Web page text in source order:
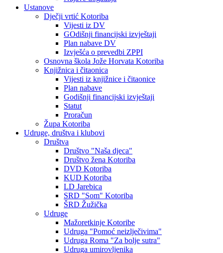
Ustanove
Dječji vrtić Kotoriba
Vijesti iz DV
GOdišnji financijski izvještaji
Plan nabave DV
Izvješća o prevedbi ZPPI
Osnovna škola Jože Horvata Kotoriba
Knjižnica i čitaonica
Vijesti iz knjižnice i čitaonice
Plan nabave
Godišnji financijski izvještaji
Statut
Proračun
Župa Kotoriba
Udruge, društva i klubovi
Društva
Društvo "Naša djeca"
Društvo žena Kotoriba
DVD Kotoriba
KUD Kotoriba
LD Jarebica
SRD "Som" Kotoriba
ŠRD Žužička
Udruge
Mažoretkinje Kotoribe
Udruga "Pomoć neizlječivima"
Udruga Roma "Za bolje sutra"
Udruga umirovljenika